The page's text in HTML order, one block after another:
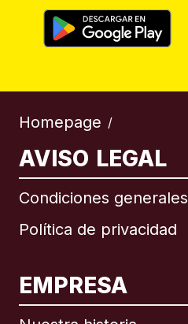
Homepage /
AVISO LEGAL
Condiciones generales
Política de privacidad
EMPRESA